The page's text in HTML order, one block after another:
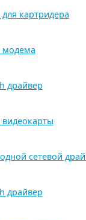
картридера
модема
драйвер
видеокарты
сетевой
драйвер